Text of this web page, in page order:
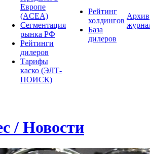
Европе
(ACEA)
Сегментация
рынка РФ
Рейтинги
дилеров
Тарифы
каско (ЭЛТ-
ПОИСК)
Рейтинг
холдингов
База
дилеров
Архив
/ Новости